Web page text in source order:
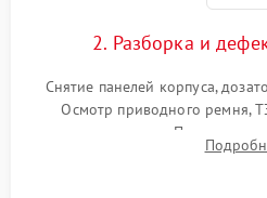
2. Разборка и
Снятие панелей корпуса,
Осмотр приводного ремня,
амортизаторов. Проверка
крестовины на износ, а